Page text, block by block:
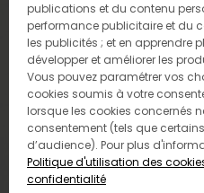
publications et du contenu
performance publicitaire et du
les publicités ; et en apprendre
développer et améliorer les
Vous pouvez paramétrer vos
cookies soumis à votre
lorsque les cookies concernés
consentement (tels que
d’audience). Pour plus
Politique d'utilisation des
confidentialité